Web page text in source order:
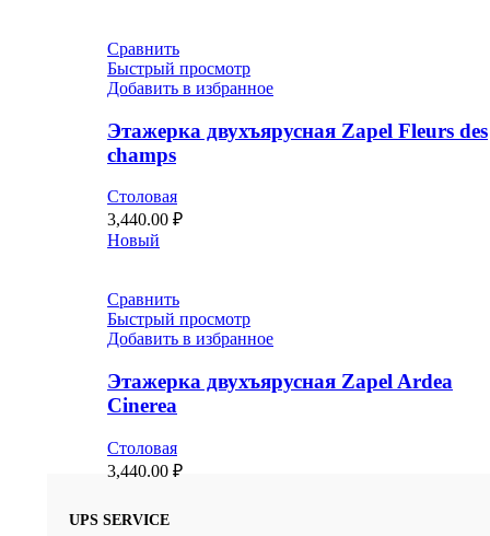
Сравнить
Быстрый просмотр
Добавить в избранное
Этажерка двухъярусная Zapel Fleurs des
champs
Столовая
3,440.00 ₽
Новый
Сравнить
Быстрый просмотр
Добавить в избранное
Этажерка двухъярусная Zapel Ardea
Cinerea
Столовая
3,440.00 ₽
UPS SERVICE